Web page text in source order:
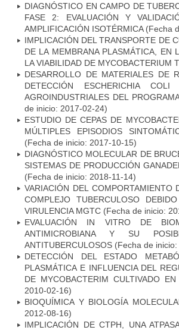
DIAGNÓSTICO EN CAMPO DE
FASE 2: EVALUACIÓN Y
AMPLIFICACIÓN ISOTÉRMICA(Fecha
IMPLICACIÓN DEL TRANSPORTE DE
DE LA MEMBRANA PLASMÁTICA, EN
LA VIABILIDAD DE MYCOBACTERIUM
DESARROLLO DE MATERIALES DE
DETECCIÓN ESCHERICHIA
AGROINDUSTRIALES DEL
de inicio: 2017-02-24)
ESTUDIO DE CEPAS DE
MÚLTIPLES EPISODIOS
(Fecha de inicio: 2017-10-15)
DIAGNÓSTICO MOLECULAR DE
SISTEMAS DE PRODUCCIÓN
(Fecha de inicio: 2018-11-14)
VARIACIÓN DEL COMPORTAMIENTO
COMPLEJO TUBERCULOSO
VIRULENCIA MGTC (Fecha de inicio:
EVALUACIÓN IN VITRO DE
ANTIMICROBIANA Y SU
ANTITUBERCULOSOS (Fecha de
DETECCIÓN DEL ESTADO
PLASMÁTICA E INFLUENCIA DEL
DE MYCOBACTERIM CULTIVADO
2010-02-16)
BIOQUÍMICA Y BIOLOGÍA
2012-08-16)
IMPLICACIÓN DE CTPH, UNA